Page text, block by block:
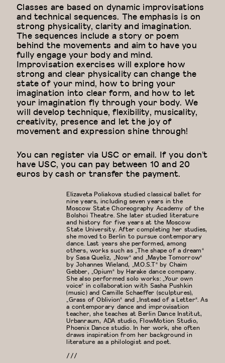
Classes are based on dynamic improvisations
and technical sequences. The emphasis is on
strong physicality, clarity and imagination.
The sequences include a story or poem
behind the movements and aim to have you
fully engage your body and mind.
Improvisation exercises will explore how
strong and clear physicality can change the
state of your mind, how to bring your
imagination into clear form, and how to let
your imagination fly through your body. We
will develop technique, flexibility, musicality,
creativity, presence and let the joy of
movement and expression shine through!
You can register via USC or email. If you don’t
have USC, you can pay between 10 and 20
euros by cash or transfer the payment.
Elizaveta Poliakova studied classical ballet for
nine years, including seven years in the
Moscow State Choreography Academy of the
Bolshoi Theatre. She later studied literature
and history for five years at the Moscow
State University. After completing her studies,
she moved to Berlin to pursue contemporary
dance. Last years she performed, among
others, works such as „The shape of a dream“
by Sasa Queliz, „Now“ and „Maybe Tomorrow“
by Johannes Wieland, „M.O.S.T“ by Chaim
Gebber, „Opium“ by Harake dance company.
She also performed solo works: „Your own
voice“ in collaboration with Sasha Pushkin
(music) and Camille Schaeffer (sculptures),
„Grass of Oblivion“ and „Instead of a Letter“. As
a contemporary dance and improvisation
teacher, she teaches at Berlin Dance Institut,
Urbanraum, ADA studio, FlowMotion Studio,
Phoenix Dance studio. In her work, she often
draws inspiration from her background in
literature as a philologist and poet.
///